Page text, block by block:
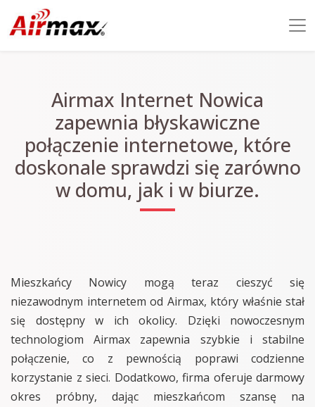
Airmax Internet Nowica
zapewnia błyskawiczne
połączenie internetowe, które
doskonale sprawdzi się zarówno
w domu, jak i w biurze.
Mieszkańcy Nowicy mogą teraz cieszyć się
niezawodnym internetem od Airmax, który właśnie stał
się dostępny w ich okolicy. Dzięki nowoczesnym
technologiom Airmax zapewnia szybkie i stabilne
połączenie, co z pewnością poprawi codzienne
korzystanie z sieci. Dodatkowo, firma oferuje darmowy
okres próbny, dając mieszkańcom szansę na